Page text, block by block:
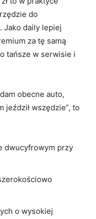
do
Jako daily lepiej
za tę samą
tańsze w serwisie i
obecne auto,
jeździł wszędzie”, to
dwucyfrowym przy
o wysokiej